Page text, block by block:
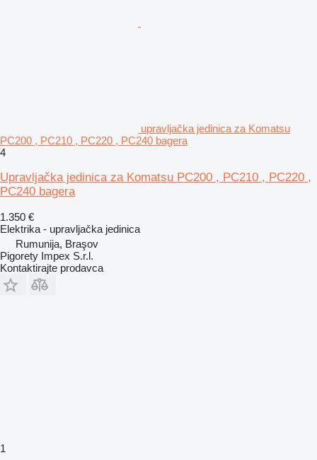
upravljačka jedinica za Komatsu
PC200 , PC210 , PC220 , PC240 bagera
4
Upravljačka jedinica za Komatsu PC200 , PC210 , PC220 ,
PC240 bagera
1.350 €
Elektrika - upravljačka jedinica
Rumunija, Braşov
Pigorety Impex S.r.l.
Kontaktirajte prodavca
1